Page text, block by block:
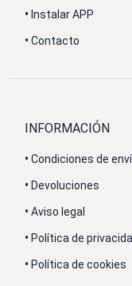
• Instalar APP
• Contacto
INFORMACIÓN
• Condiciones de
• Devoluciones
• Aviso legal
• Política de
• Política de cookies